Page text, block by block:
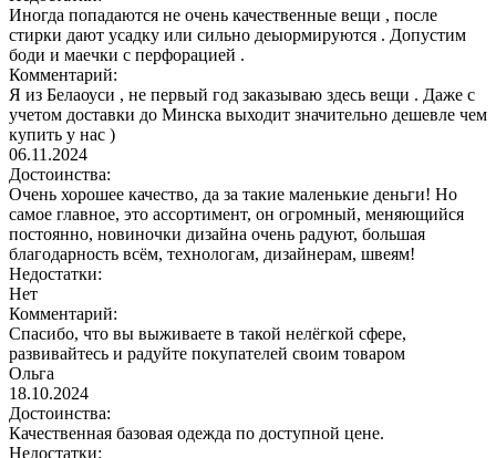
Иногда попадаются не очень качественные вещи , после
стирки дают усадку или сильно деыормируются . Допустим
боди и маечки с перфорацией .
Комментарий:
Я из Белаоуси , не первый год заказываю здесь вещи . Даже с
учетом доставки до Минска выходит значительно дешевле чем
купить у нас )
06.11.2024
Достоинства:
Очень хорошее качество, да за такие маленькие деньги! Но
самое главное, это ассортимент, он огромный, меняющийся
постоянно, новиночки дизайна очень радуют, большая
благодарность всём, технологам, дизайнерам, швеям!
Недостатки:
Нет
Комментарий:
Спасибо, что вы выживаете в такой нелёгкой сфере,
развивайтесь и радуйте покупателей своим товаром
Ольга
18.10.2024
Достоинства:
Качественная базовая одежда по доступной цене.
Недостатки: